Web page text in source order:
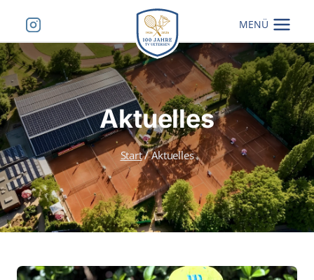
Inhalt
springen
MENÜ
Aktuelles
Start/Aktuelles